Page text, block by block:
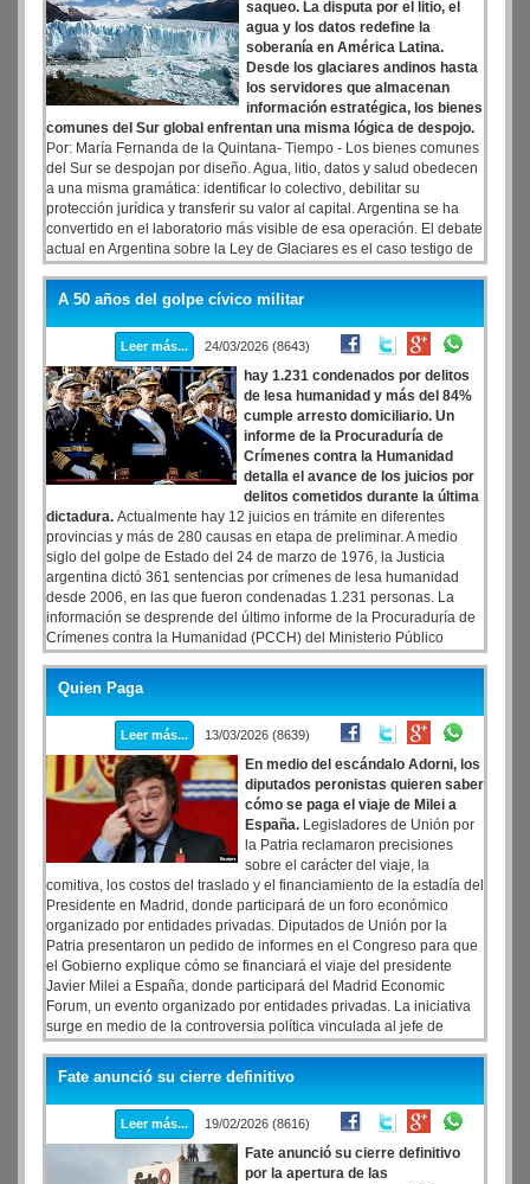
saqueo. La disputa por el litio, el
agua y los datos redefine la
soberanía en América Latina.
Desde los glaciares andinos hasta
los servidores que almacenan
información estratégica, los bienes
comunes del Sur global enfrentan una misma lógica de despojo.
Por: María Fernanda de la Quintana- Tiempo - Los bienes comunes
del Sur se despojan por diseño. Agua, litio, datos y salud obedecen
a una misma gramática: identificar lo colectivo, debilitar su
protección jurídica y transferir su valor al capital. Argentina se ha
convertido en el laboratorio más visible de esa operación. El debate
actual en Argentina sobre la Ley de Glaciares es el caso testigo de
una dinámica regional. Lo que ocurre hoy en los Andes argentinos
—con el intento de desbloquear la frontera minera para favorecer la
rentabilidad corporativa— prefigura una reorganización territorial
que sacrifica vida por renta. Esta arquitectura de la escasez opera
bajo una premisa única: producir carencia en lo público para
habilitar la apropiación privada de recursos colectivos.
A 50 años del golpe cívico militar
Leer más... 24/03/2026 (8643)
hay 1.231 condenados por delitos
de lesa humanidad y más del 84%
cumple arresto domiciliario. Un
informe de la Procuraduría de
Crímenes contra la Humanidad
detalla el avance de los juicios por
delitos cometidos durante la última
dictadura. Actualmente hay 12 juicios en trámite en diferentes
provincias y más de 280 causas en etapa de preliminar. A medio
siglo del golpe de Estado del 24 de marzo de 1976, la Justicia
argentina dictó 361 sentencias por crímenes de lesa humanidad
desde 2006, en las que fueron condenadas 1.231 personas. La
información se desprende del último informe de la Procuraduría de
Crímenes contra la Humanidad (PCCH) del Ministerio Público
Fiscal (MPF), que también arrojó que más del 84% cumple su pena
bajo la modalidad de prisión domiciliaria.
Quien Paga
Leer más... 13/03/2026 (8639)
En medio del escándalo Adorni, los
diputados peronistas quieren saber
cómo se paga el viaje de Milei a
España. Legisladores de Unión por
la Patria reclamaron precisiones
sobre el carácter del viaje, la
comitiva, los costos del traslado y el financiamiento de la estadía del
Presidente en Madrid, donde participará de un foro económico
organizado por entidades privadas. Diputados de Unión por la
Patria presentaron un pedido de informes en el Congreso para que
el Gobierno explique cómo se financiará el viaje del presidente
Javier Milei a España, donde participará del Madrid Economic
Forum, un evento organizado por entidades privadas. La iniciativa
surge en medio de la controversia política vinculada al jefe de
Gabinete, Manuel Adorni, y a los gastos del Estado para viajes al
exterior. El pedido fue impulsado por el diputado Agustín Rossi,
quien cuestionó el carácter del viaje y reclamó precisiones sobre el
uso de fondos estatales.
Fate anunció su cierre definitivo
Leer más... 19/02/2026 (8616)
Fate anunció su cierre definitivo
por la apertura de las